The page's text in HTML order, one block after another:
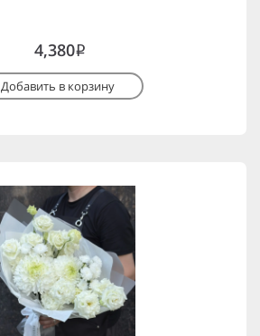
4,380i
Добавить в корзину